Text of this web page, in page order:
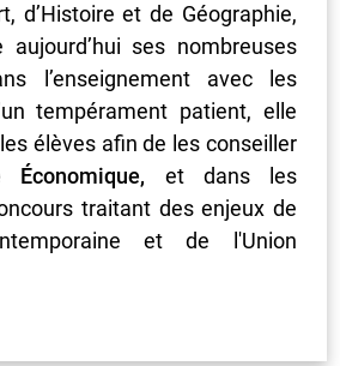
d’Histoire et de Géographie,
aujourd’hui ses nombreuses
l’enseignement avec les
tempérament patient, elle
élèves afin de les conseiller
Économique, et dans les
traitant des enjeux de
et de l'Union